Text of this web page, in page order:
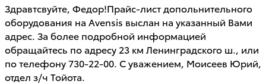
Здравтсвуйте, Федор!Прайс-лист допольнительного
оборудования на Avensis выслан на указанный Вами
адрес. За более подробной информацией
обращайтесь по адресу 23 км Ленинградского ш., или
по телефону 730-22-00. С уважением, Моисеев Юрий,
отдел з/ч Тойота.